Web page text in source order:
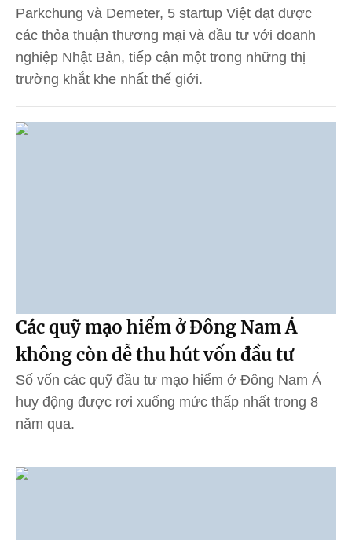
Parkchung và Demeter, 5 startup Việt đạt được
các thỏa thuận thương mại và đầu tư với doanh
nghiệp Nhật Bản, tiếp cận một trong những thị
trường khắt khe nhất thế giới.
Các quỹ mạo hiểm ở Đông Nam Á
không còn dễ thu hút vốn đầu tư
Số vốn các quỹ đầu tư mạo hiểm ở Đông Nam Á
huy động được rơi xuống mức thấp nhất trong 8
năm qua.